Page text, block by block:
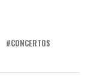
CONCERTOS